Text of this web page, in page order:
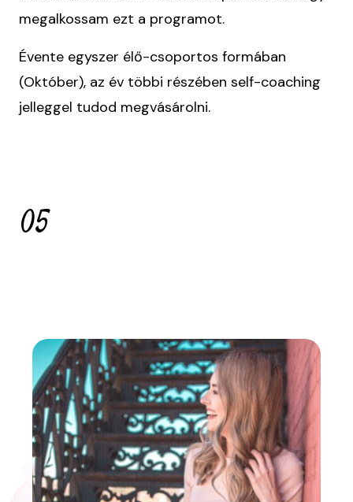
megalkossam ezt a programot.
Évente egyszer élő-csoportos formában
(Október), az év többi részében self-coaching
jelleggel tudod megvásárolni.
05